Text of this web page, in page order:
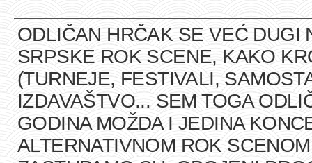
ODLIČAN HRČAK SE VEĆ DUGI
SRPSKE ROK SCENE, KAKO
(TURNEJE, FESTIVALI,
IZDAVAŠTVO... SEM TOGA
GODINA MOŽDA I JEDINA
ALTERNATIVNOM ROK